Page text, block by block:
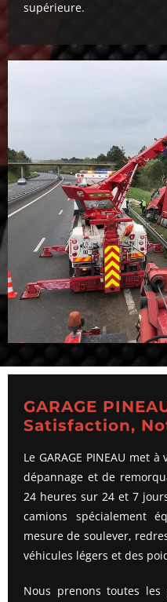
supérieure.
GARAGE
Satisfaction,
Le GARAGE PINEAU met
dépannage et de
24 heures sur 24 et 7
camions spécialement
mesure de soulever,
véhicules légers et des
Nous prenons toutes les